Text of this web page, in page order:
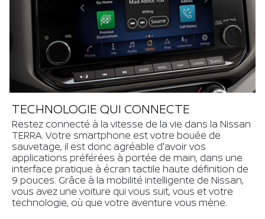
TECHNOLOGIE QUI CONNECTE
Restez connecté à la vitesse de la vie dans la Nissan
TERRA. Votre smartphone est votre bouée de
sauvetage, il est donc agréable d'avoir vos
applications préférées à portée de main, dans une
interface pratique à écran tactile haute définition de
9 pouces. Grâce à la mobilité intelligente de Nissan,
vous avez une voiture qui vous suit, vous et votre
technologie, où que votre aventure vous mène.